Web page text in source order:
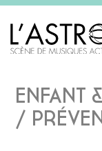
ENFANT
/